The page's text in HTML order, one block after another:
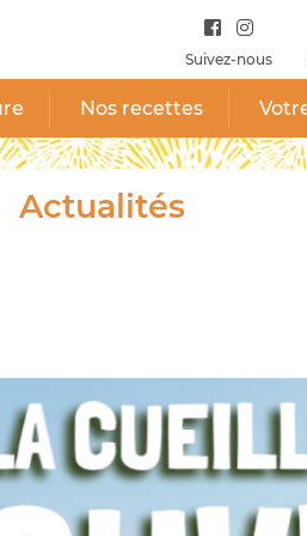
Suivez-nous
Nos recettes
Actualités